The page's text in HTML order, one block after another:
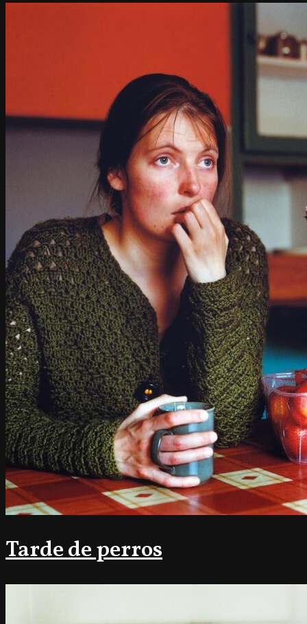
Tarde de perros